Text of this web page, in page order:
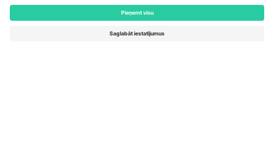
131 Continental Dr, Suite 305,
Newark, Delaware 19713, United
Dorfstrasse 52a, 6390
Engelberg, Switzerland